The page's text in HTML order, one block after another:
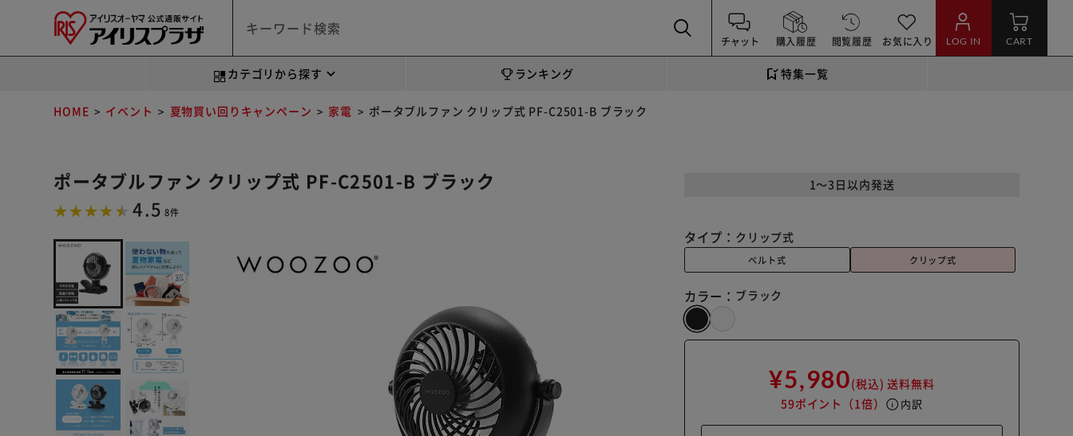
チャット 購入履歴 閲覧履歴 お気に入り LOG IN CART
カテゴリから探す ランキング 特集一覧
HOME イベント 夏物買い回りキャンペーン 家電 ポータブルファン クリップ式 PF-C2501-B ブラック
ポータブルファン クリップ式 PF-C2501-B ブラック
4.5 8件
1～3日以内発送
タイプ： クリップ式
ベルト式 クリップ式
カラー： ブラック
¥5,980(税込) 送料無料
59ポイント （1倍） info 内訳